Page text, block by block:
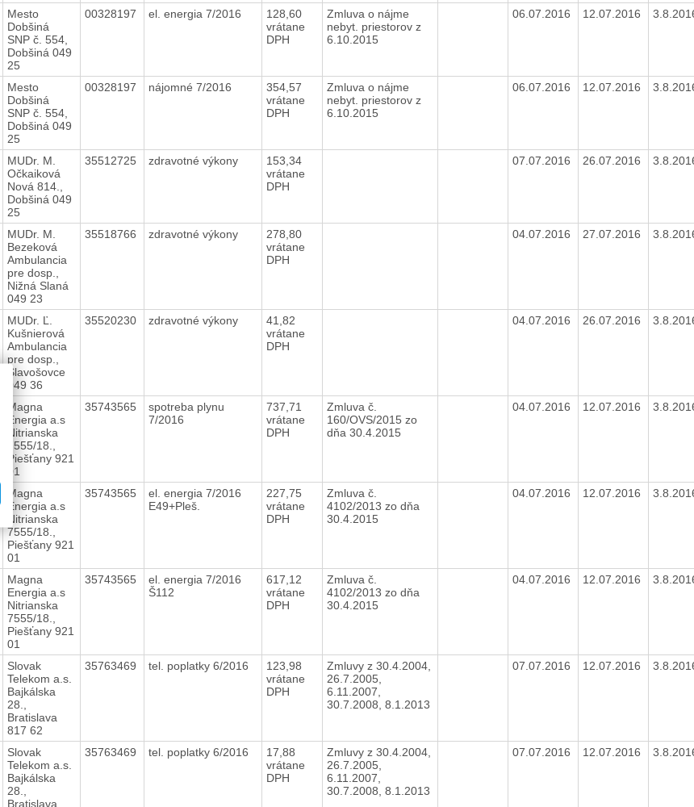
Mesto
Dobšiná
SNP č. 554,
Dobšiná 049
25
00328197 el. energia 7/2016
128,60
vrátane
DPH
Zmluva o nájme
nebyt. priestorov z
6.10.2015
06.07.2016 12.07.2016
Mesto
Dobšiná
SNP č. 554,
Dobšiná 049
25
00328197 nájomné 7/2016
354,57
vrátane
DPH
Zmluva o nájme
nebyt. priestorov z
6.10.2015
06.07.2016 12.07.2016
MUDr. M.
Očkaiková
Nová 814.,
Dobšiná 049
25
35512725 zdravotné výkony
153,34
vrátane
DPH
07.07.2016 26.07.2016
MUDr. M.
Bezeková
Ambulancia
pre dosp.,
Nižná Slaná
049 23
35518766 zdravotné výkony
278,80
vrátane
DPH
04.07.2016 27.07.2016
MUDr. Ľ.
Kušnierová
Ambulancia
pre dosp.,
Slavošovce
049 36
35520230 zdravotné výkony
41,82
vrátane
DPH
04.07.2016 26.07.2016
Magna
Energia a.s
Nitrianska
7555/18.,
Piešťany 921
01
35743565
spotreba plynu
7/2016
737,71
vrátane
DPH
Zmluva č.
160/OVS/2015 zo
dňa 30.4.2015
04.07.2016 12.07.2016
Magna
Energia a.s
Nitrianska
7555/18.,
Piešťany 921
01
35743565
el. energia 7/2016
E49+Pleš.
227,75
vrátane
DPH
Zmluva č.
4102/2013 zo dňa
30.4.2015
04.07.2016 12.07.2016
Magna
Energia a.s
Nitrianska
7555/18.,
Piešťany 921
01
35743565
el. energia 7/2016
Š112
617,12
vrátane
DPH
Zmluva č.
4102/2013 zo dňa
30.4.2015
04.07.2016 12.07.2016
Slovak
Telekom a.s.
Bajkálska
28.,
Bratislava
817 62
35763469 tel. poplatky 6/2016
123,98
vrátane
DPH
Zmluvy z 30.4.2004,
26.7.2005,
6.11.2007,
30.7.2008, 8.1.2013
07.07.2016 12.07.2016
Slovak
Telekom a.s.
Bajkálska
28.,
Bratislava
35763469 tel. poplatky 6/2016
17,88
vrátane
DPH
Zmluvy z 30.4.2004,
26.7.2005,
6.11.2007,
30.7.2008, 8.1.2013
07.07.2016 12.07.2016